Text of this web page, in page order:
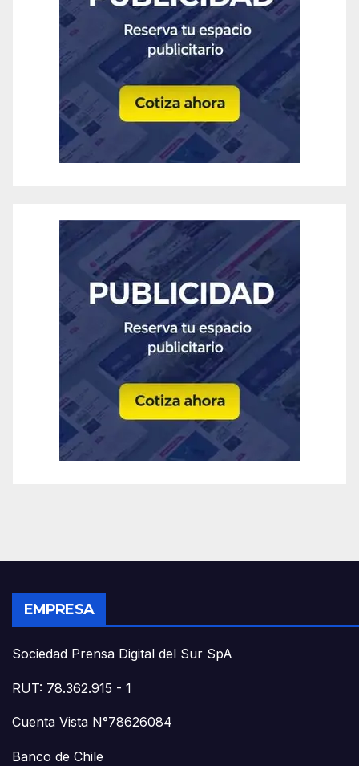
EMPRESA
Sociedad Prensa Digital del Sur SpA
RUT: 78.362.915 - 1
Cuenta Vista N°78626084
Banco de Chile